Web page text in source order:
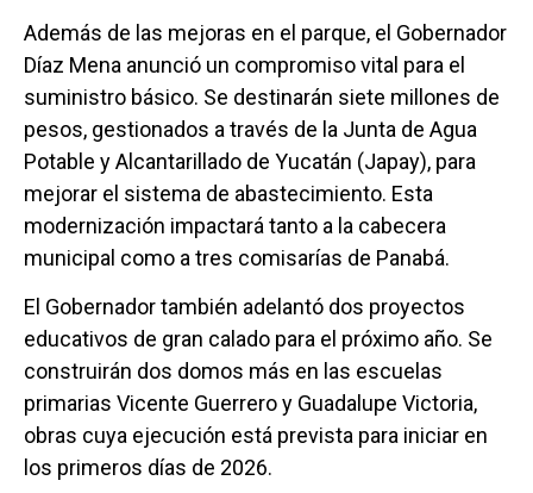
Además de las mejoras en el parque, el Gobernador
Díaz Mena anunció un compromiso vital para el
suministro básico. Se destinarán siete millones de
pesos, gestionados a través de la Junta de Agua
Potable y Alcantarillado de Yucatán (Japay), para
mejorar el sistema de abastecimiento. Esta
modernización impactará tanto a la cabecera
municipal como a tres comisarías de Panabá.
El Gobernador también adelantó dos proyectos
educativos de gran calado para el próximo año. Se
construirán dos domos más en las escuelas
primarias Vicente Guerrero y Guadalupe Victoria,
obras cuya ejecución está prevista para iniciar en
los primeros días de 2026.